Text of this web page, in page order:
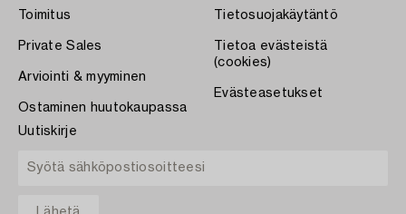
Toimitus
Private Sales
Arviointi & myyminen
Ostaminen huutokaupassa
Tietosuojakäytäntö
Tietoa evästeistä
(cookies)
Evästeasetukset
Uutiskirje